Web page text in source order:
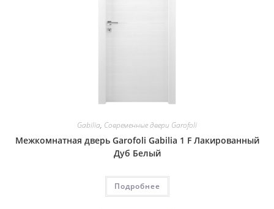
Gabilia, Современные двери Garofoli
Межкомнатная дверь Garofoli Gabilia 1 F Лакированный
Дуб Белый
Подробнее